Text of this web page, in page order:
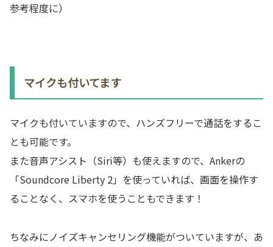
参考程度に）
マイクも付いてます
マイクも付いていますので、ハンズフリーで通話をするこ
とも可能です。
また音声アシスト（Siri等）も使えますので、Ankerの
「Soundcore Liberty 2」を使っていれば、画面を操作す
ることなく、スマホを使うこともできます！
ちなみにノイズキャンセリング機能がついていますが、あ